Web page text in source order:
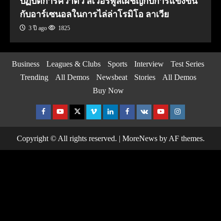
กับอาร์เซนอลในการไล่ล่าโรมิโอ ลาเวีย
3 ปี ago 1825
Business Leagues & Clubs Sports Interview
Test Series
Trending
All Demos Newsbeat Stories
All Demos
Buy Now
Facebook
YoutubeTwitterVimeoLinkedinFacebook
VK YoutubeInstagram
Copyright © All rights reserved. | MoreNewsby AF themes.